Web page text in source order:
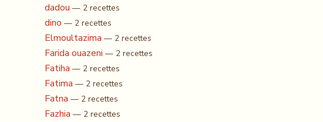
dadou — 2 recettes
dino — 2 recettes
Elmoultazima — 2 recettes
Farida ouazeni — 2 recettes
Fatiha — 2 recettes
Fatima — 2 recettes
Fatna — 2 recettes
Fazhia — 2 recettes